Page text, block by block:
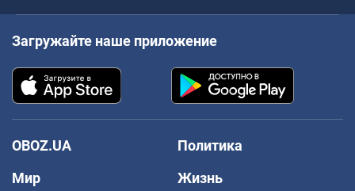
Загружайте наше приложение
OBOZ.UA
Политика
Мир
Жизнь